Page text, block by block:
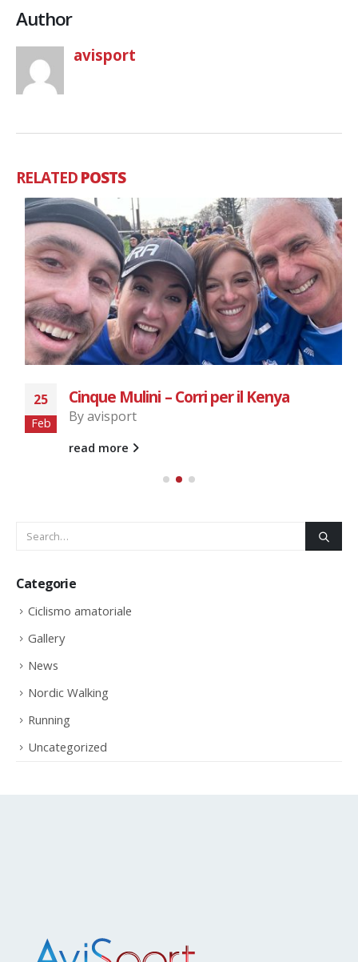
Author
avisport
RELATEDPOSTS
25
Feb
Cinque Mulini – Corri per il Kenya
Byavisport
read more
Categorie
Ciclismo amatoriale
Gallery
News
Nordic Walking
Running
Uncategorized